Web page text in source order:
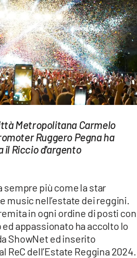
Metropolitana Carmelo
Ruggero Pegna ha
Riccio d'argento
sempre più come la star
music nell’estate dei reggini.
in ogni ordine di posti con
appassionato ha accolto lo
ShowNet ed inserito
ReC dell’Estate Reggina 2024.